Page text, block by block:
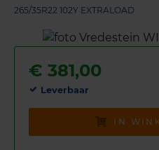
265/35R22 102Y EXTRALOAD
€ 381,00
Leverbaar
IN